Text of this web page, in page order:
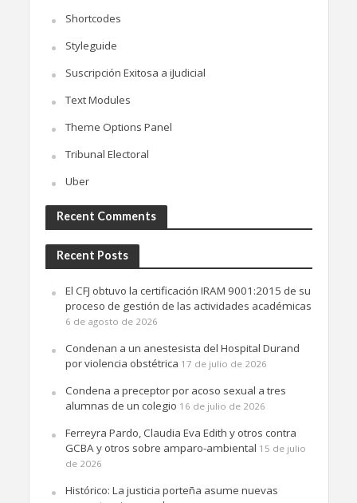
Shortcodes
Styleguide
Suscripción Exitosa a iJudicial
Text Modules
Theme Options Panel
Tribunal Electoral
Uber
Recent Comments
Recent Posts
El CFJ obtuvo la certificación IRAM 9001:2015 de su
proceso de gestión de las actividades académicas
6 de agosto de 2026
Condenan a un anestesista del Hospital Durand
por violencia obstétrica 17 de julio de 2026
Condena a preceptor por acoso sexual a tres
alumnas de un colegio 16 de julio de 2026
Ferreyra Pardo, Claudia Eva Edith y otros contra
GCBA y otros sobre amparo-ambiental 15 de julio
de 2026
Histórico: La justicia porteña asume nuevas